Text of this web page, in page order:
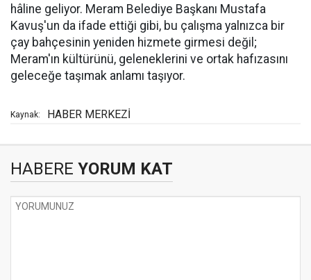
hâline geliyor. Meram Belediye Başkanı Mustafa
Kavuş'un da ifade ettiği gibi, bu çalışma yalnızca bir
çay bahçesinin yeniden hizmete girmesi değil;
Meram'ın kültürünü, geleneklerini ve ortak hafızasını
geleceğe taşımak anlamı taşıyor.
Kaynak: HABER MERKEZİ
HABERE YORUM KAT